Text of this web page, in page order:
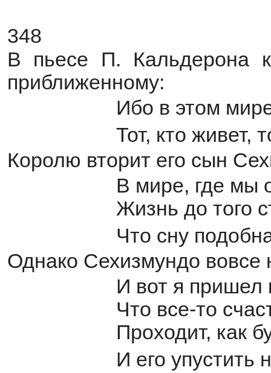
348
В пьесе П. Кальдерона
приближенному:
Ибо в этом
Тот, кто живет,
Королю вторит его сын
В мире, где мы
Жизнь до того
Что сну
Однако Сехизмундо вовсе
И вот я пришел
Что все-то
Проходит, как
И его упустить